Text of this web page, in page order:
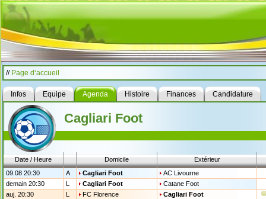
// Page d‘accueil
Infos Equipe Agenda Histoire Finances Candidature
Cagliari Foot
Date / Heure Domicile
Extérieur
09.08 20:30
A Cagliari Foot
AC Livourne
demain 20:30
L Cagliari Foot
Catane Foot
auj. 20:30
L FC Florence
Cagliari Foot